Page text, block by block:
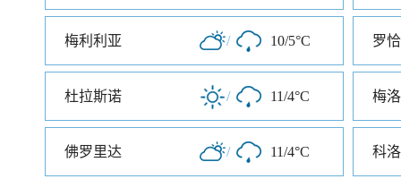
梅利利亚 / 10/5°C 罗恰
杜拉斯诺 / 11/4°C 梅洛
佛罗里达 / 11/4°C 科